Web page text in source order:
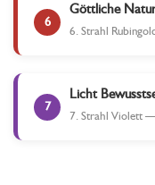
6
Göttliche
6. Strahl
7
Licht
7. Strahl Violett —